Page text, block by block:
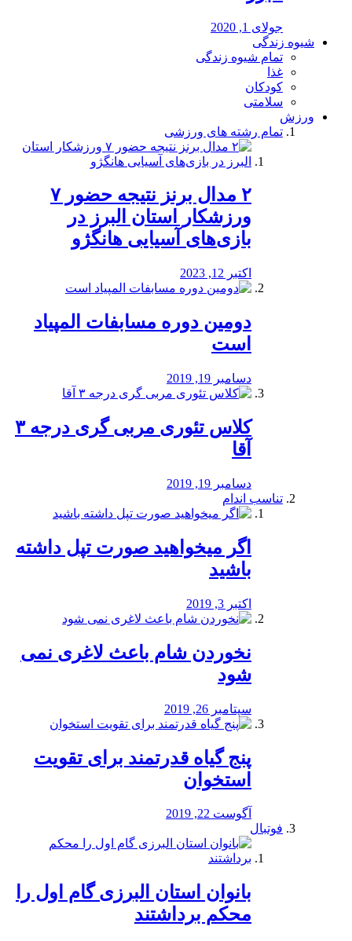
جولای 1, 2020
شیوه زندگی
تمام شیوه زندگی
غذا
کودکان
سلامتی
ورزش
تمام رشته های ورزشی
۲ مدال برنز نتیجه حضور ۷
ورزشکار استان البرز در
بازی‌های آسیایی هانگژو
اکتبر 12, 2023
دومین دوره مسابفات المپیاد
است
دسامبر 19, 2019
کلاس تئوری مربی گری درجه ۳
آقا
دسامبر 19, 2019
تناسب اندام
اگر میخواهید صورت تپل داشته
باشید
اکتبر 3, 2019
نخوردن شام باعث لاغری نمی
‌شود
سپتامبر 26, 2019
پنج گیاه قدرتمند برای تقویت
استخوان
آگوست 22, 2019
فوتبال
بانوان استان البرزی گام اول را
محكم برداشتند